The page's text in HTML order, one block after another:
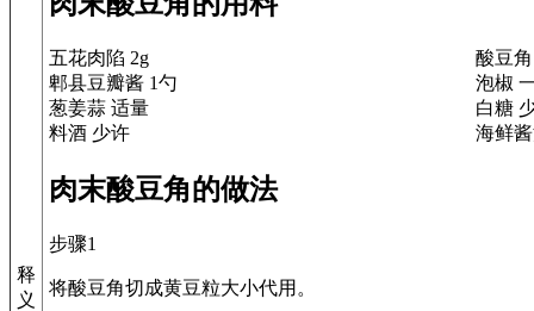
释
义
五花肉陷 2g
酸豆
郫县豆瓣酱 1勺
泡椒
葱姜蒜 适量
白糖
料酒 少许
海鲜
肉末酸豆角的做法
步骤1
将酸豆角切成黄豆粒大小代用。